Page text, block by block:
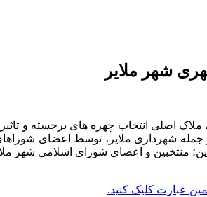
شهر ملایر
اصلی انتخاب چهره های برجسته و
شهرداری ملایر، توسط اعضای
منتخبین و اعضای شورای اسلامی شهر
عبارت کلیک کنید.